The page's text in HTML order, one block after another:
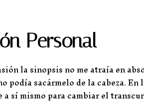
Personal
la sinopsis no me atraía en
podía sacármelo de la cabeza.
a sí mismo para cambiar el